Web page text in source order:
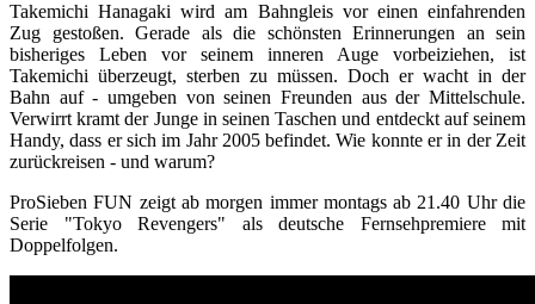
Takemichi Hanagaki wird am Bahngleis vor einen einfahrenden
Zug gestoßen. Gerade als die schönsten Erinnerungen an sein
bisheriges Leben vor seinem inneren Auge vorbeiziehen, ist
Takemichi überzeugt, sterben zu müssen. Doch er wacht in der
Bahn auf - umgeben von seinen Freunden aus der Mittelschule.
Verwirrt kramt der Junge in seinen Taschen und entdeckt auf seinem
Handy, dass er sich im Jahr 2005 befindet. Wie konnte er in der Zeit
zurückreisen - und warum?
ProSieben FUN zeigt ab morgen immer montags ab 21.40 Uhr die
Serie "Tokyo Revengers" als deutsche Fernsehpremiere mit
Doppelfolgen.